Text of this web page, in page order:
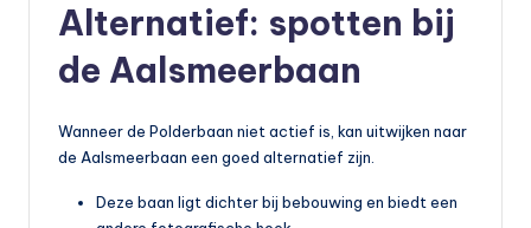
Alternatief: spotten bij
de Aalsmeerbaan
Wanneer de Polderbaan niet actief is, kan uitwijken naar
de Aalsmeerbaan een goed alternatief zijn.
Deze baan ligt dichter bij bebouwing en biedt een